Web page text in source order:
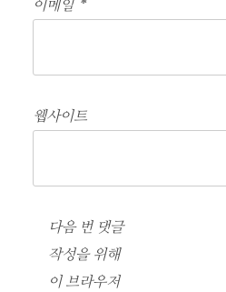
이메일 *
웹사이트
다음 번 댓글
작성을 위해
이 브라우저